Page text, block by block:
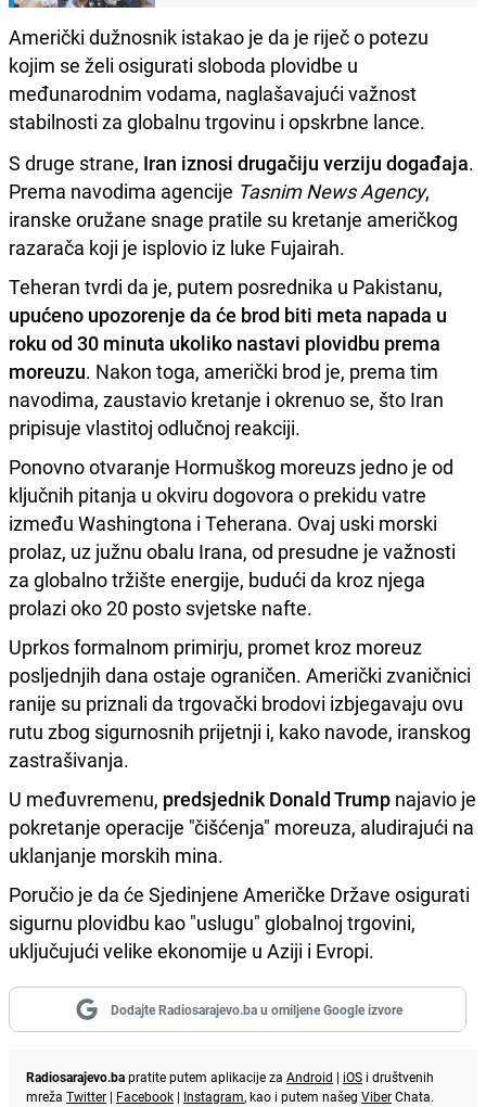
Američki dužnosnik istakao je da je riječ o potezu
kojim se želi osigurati sloboda plovidbe u
međunarodnim vodama, naglašavajući važnost
stabilnosti za globalnu trgovinu i opskrbne lance.
S druge strane, Iran iznosi drugačiju verziju događaja.
Prema navodima agencije Tasnim News Agency,
iranske oružane snage pratile su kretanje američkog
razarača koji je isplovio iz luke Fujairah.
Teheran tvrdi da je, putem posrednika u Pakistanu,
upućeno upozorenje da će brod biti meta napada u
roku od 30 minuta ukoliko nastavi plovidbu prema
moreuzu. Nakon toga, američki brod je, prema tim
navodima, zaustavio kretanje i okrenuo se, što Iran
pripisuje vlastitoj odlučnoj reakciji.
Ponovno otvaranje Hormuškog moreuzs jedno je od
ključnih pitanja u okviru dogovora o prekidu vatre
između Washingtona i Teherana. Ovaj uski morski
prolaz, uz južnu obalu Irana, od presudne je važnosti
za globalno tržište energije, budući da kroz njega
prolazi oko 20 posto svjetske nafte.
Uprkos formalnom primirju, promet kroz moreuz
posljednjih dana ostaje ograničen. Američki zvaničnici
ranije su priznali da trgovački brodovi izbjegavaju ovu
rutu zbog sigurnosnih prijetnji i, kako navode, iranskog
zastrašivanja.
U međuvremenu, predsjednik Donald Trump najavio je
pokretanje operacije "čišćenja" moreuza, aludirajući na
uklanjanje morskih mina.
Poručio je da će Sjedinjene Američke Države osigurati
sigurnu plovidbu kao "uslugu" globalnoj trgovini,
uključujući velike ekonomije u Aziji i Evropi.
Dodajte Radiosarajevo.ba u omiljene Google izvore
Radiosarajevo.bapratite putem aplikacije za Android | iOS i društvenih
mreža Twitter | Facebook | Instagram, kao i putem našeg ViberChata.